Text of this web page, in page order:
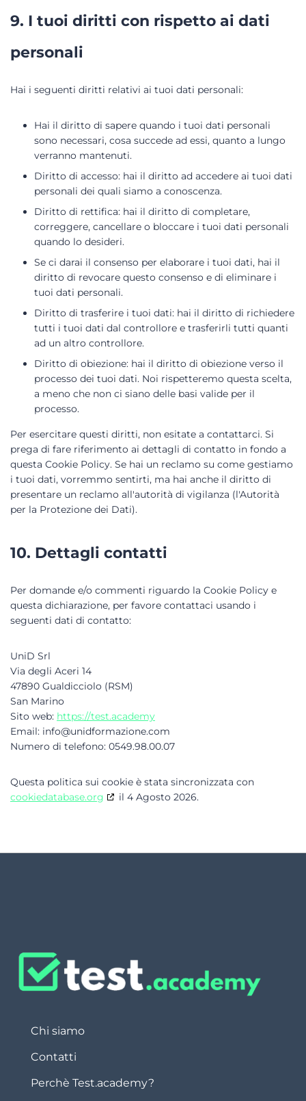
9. I tuoi diritti con rispetto ai dati
personali
Hai i seguenti diritti relativi ai tuoi dati personali:
Hai il diritto di sapere quando i tuoi dati personali
sono necessari, cosa succede ad essi, quanto a lungo
verranno mantenuti.
Diritto di accesso: hai il diritto ad accedere ai tuoi dati
personali dei quali siamo a conoscenza.
Diritto di rettifica: hai il diritto di completare,
correggere, cancellare o bloccare i tuoi dati personali
quando lo desideri.
Se ci darai il consenso per elaborare i tuoi dati, hai il
diritto di revocare questo consenso e di eliminare i
tuoi dati personali.
Diritto di trasferire i tuoi dati: hai il diritto di richiedere
tutti i tuoi dati dal controllore e trasferirli tutti quanti
ad un altro controllore.
Diritto di obiezione: hai il diritto di obiezione verso il
processo dei tuoi dati. Noi rispetteremo questa scelta,
a meno che non ci siano delle basi valide per il
processo.
Per esercitare questi diritti, non esitate a contattarci. Si
prega di fare riferimento ai dettagli di contatto in fondo a
questa Cookie Policy. Se hai un reclamo su come gestiamo
i tuoi dati, vorremmo sentirti, ma hai anche il diritto di
presentare un reclamo all'autorità di vigilanza (l'Autorità
per la Protezione dei Dati).
10. Dettagli contatti
Per domande e/o commenti riguardo la Cookie Policy e
questa dichiarazione, per favore contattaci usando i
seguenti dati di contatto:
UniD Srl
Via degli Aceri 14
47890 Gualdicciolo (RSM)
San Marino
Sito web: https://test.academy
Email: info@unidformazione.com
Numero di telefono: 0549.98.00.07
Questa politica sui cookie è stata sincronizzata con
cookiedatabase.org
il 4 Agosto 2026.
Chi siamo
Contatti
Perchè Test.academy?